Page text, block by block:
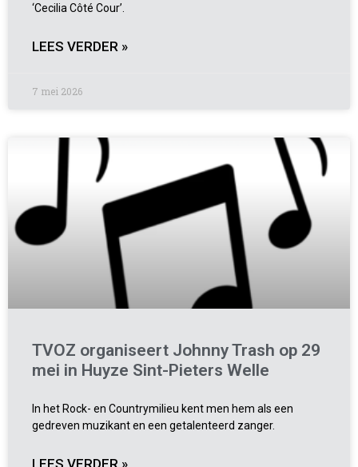
‘Cecilia Côté Cour’.
LEES VERDER »
7 mei 2026
TVOZ organiseert Johnny Trash op 29
mei in Huyze Sint-Pieters Welle
In het Rock- en Countrymilieu kent men hem als een
gedreven muzikant en een getalenteerd zanger.
LEES VERDER »